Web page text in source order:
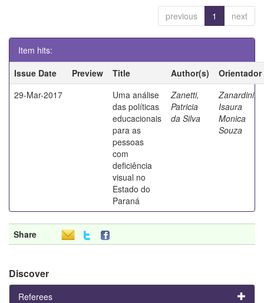
previous 1 next
Item hits:
Issue Date
Preview Title Author(s)
Orientador
29-Mar-2017
Uma análise
das políticas
educacionais
para as
pessoas
com
deficiência
visual no
Estado do
Paraná
Zanetti,
Patricia
da Silva
Zanardini,
Isaura
Monica
Souza
Share
Discover
Referees